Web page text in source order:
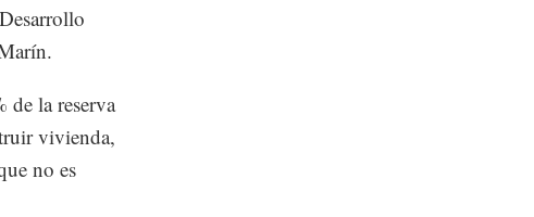
de la reserva
vivienda,
no es